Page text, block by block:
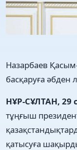
Назарбаев
басқаруға әбден
НҰР-СҰЛТАН, 29
тұңғыш
қатысуға